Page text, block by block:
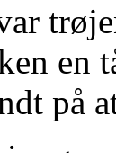
en
på